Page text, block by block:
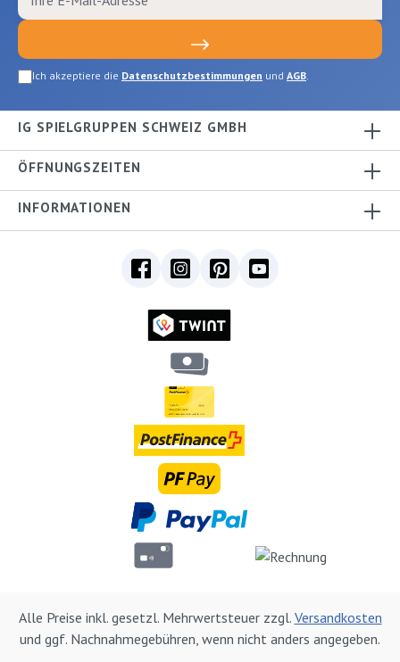
Ich akzeptiere die Datenschutzbestimmungen und AGB.
IG SPIELGRUPPEN SCHWEIZ GMBH
ÖFFNUNGSZEITEN
INFORMATIONEN
Alle Preise inkl. gesetzl. Mehrwertsteuer zzgl. Versandkosten
und ggf. Nachnahmegebühren, wenn nicht anders angegeben.